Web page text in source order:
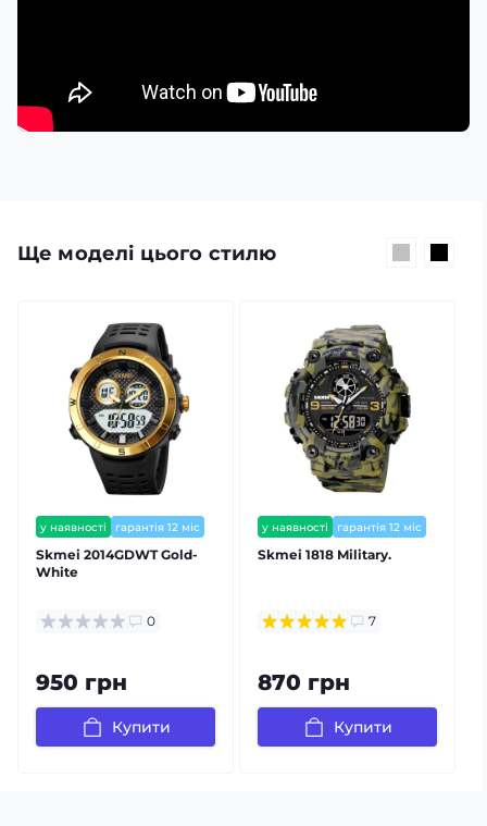
Ще моделі цього стилю
у наявності
гарантія 12 міс
залишилось мало
Skmei 2014GDWT Gold-
White
0
950 грн
Купити
у наявності гарантія 12 міс
Skmei 1818 Military.
7
870 грн
Купити